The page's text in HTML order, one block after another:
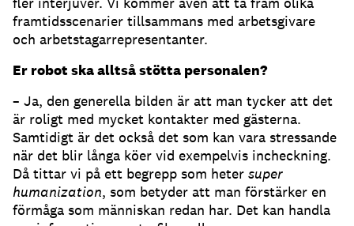
framtidsscenarier tillsammans med arbetsgivare
och arbetstagarrepresentanter.
Er robot ska alltså stötta personalen?
– Ja, den generella bilden är att man tycker att det
är roligt med mycket kontakter med gästerna.
Samtidigt är det också det som kan vara stressande
när det blir långa köer vid exempelvis incheckning.
Då tittar vi på ett begrepp som heter super
humanization, som betyder att man förstärker en
förmåga som människan redan har. Det kan handla